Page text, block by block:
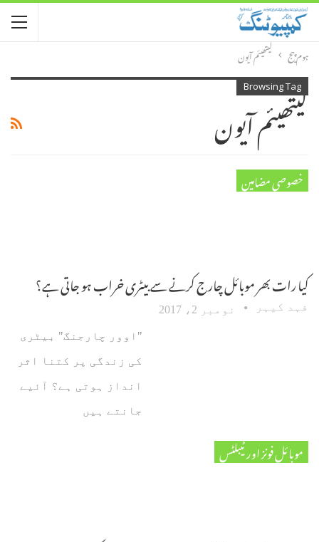
ہوم پیج لیتھیئم آیون
Browsing Tag
لیتھیئم آیون
خصوصی مضامین
کیا رات بھر موبائل چارج کرنے سے بیٹری خراب ہو جاتی ہے؟
فہد کیہر نومبر 2، 2017
"اوور چارجنگ" بیٹری
کی زندگی پر کتنا اثر
انداز ہوتی ہے؟ آئیے
جانتے ہیں
موبائل فونز اور ٹیبلٹس